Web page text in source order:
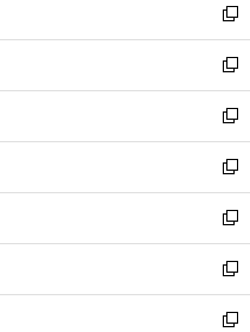
で
開
く
ド
ウ
で
開
く
ィ
ン
ド
ウ
で
開
く
い
ウ
ィ
ン
ド
ウ
で
開
く
新
し
い
ウ
ィ
ン
ド
ウ
で
開
く
新
し
い
ウ
ィ
ン
ド
ウ
で
開
く
新
し
い
ウ
ィ
ン
ド
ウ
で
新
し
い
ウ
ィ
ン
ド
新
し
い
ウ
ィ
新
し
い
新